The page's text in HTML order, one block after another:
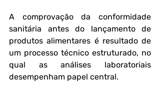
A comprovação da conformidade
sanitária antes do lançamento de
produtos alimentares é resultado de
um processo técnico estruturado, no
qual as análises laboratoriais
desempenham papel central.